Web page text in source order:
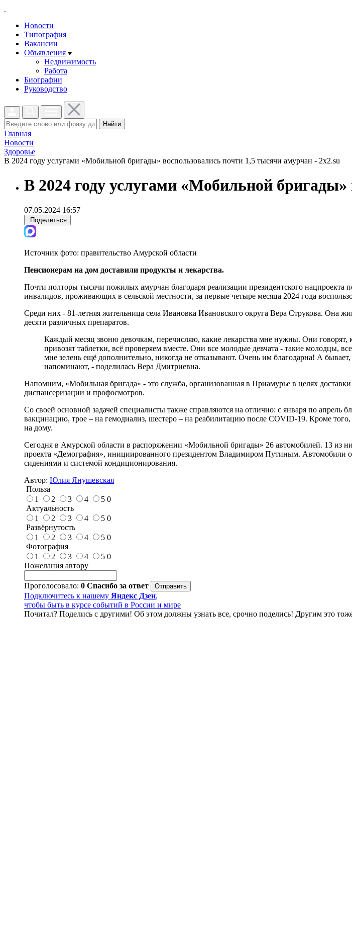
Новости
Типография
Вакансии
Объявления
Недвижимость
Работа
Биографии
Руководство
Найти
Главная
Новости
Здоровье
В 2024 году услугами «Мобильной бригады» воспользовались почти 1,5 тысячи амурчан - 2x2.su
В 2024 году услугами «Мобильной
07.05.2024 16:57
Поделиться
Источник фото: правительство Амурской области
Пенсионерам на дом доставили продукты и лекарства.
Почти полторы тысячи пожилых амурчан благодаря реализации президентского
инвалидов, проживающих в сельской местности, за первые четыре месяца 2024 года
Среди них - 81-летняя жительница села Ивановка Ивановского округа Вера Струкова. Она
десяти различных препаратов.
Каждый месяц звоню девочкам, перечисляю, какие лекарства мне нужны. Они
привозят таблетки, всё проверяем вместе. Они все молодые девчата - такие молодцы,
мне зелень ещё дополнительно, никогда не отказывают. Очень им благодарна! А
напоминают, - поделилась Вера Дмитриевна.
Напомним, «Мобильная бригада» - это служба, организованная в Приамурье в целях
диспансеризации и профосмотров.
Со своей основной задачей специалисты также справляются на отлично: с января по апрель
вакцинацию, трое – на гемодиализ, шестеро – на реабилитацию после COVID-19. Кроме
на дому.
Сегодня в Амурской области в распоряжении «Мобильной бригады» 26 автомобилей. 13 из
проекта «Демография», инициированного президентом Владимиром Путиным. Автомобили
сидениями и системой кондиционирования.
Автор: Юлия Янушевская
Польза
1
2 3 4 5 0
Актуальность
1
2 3 4 5 0
Развёрнутость
1
2 3 4 5 0
Фотография
1
2 3 4 5 0
Пожелания автору
Проголосовало: 0 Спасибо за ответ
Подключитесь к нашему Яндекс Дзен,
чтобы быть в курсе событий в России и мире
Почитал? Поделись с другими! Об этом должны узнать все, срочно поделись! Другим это